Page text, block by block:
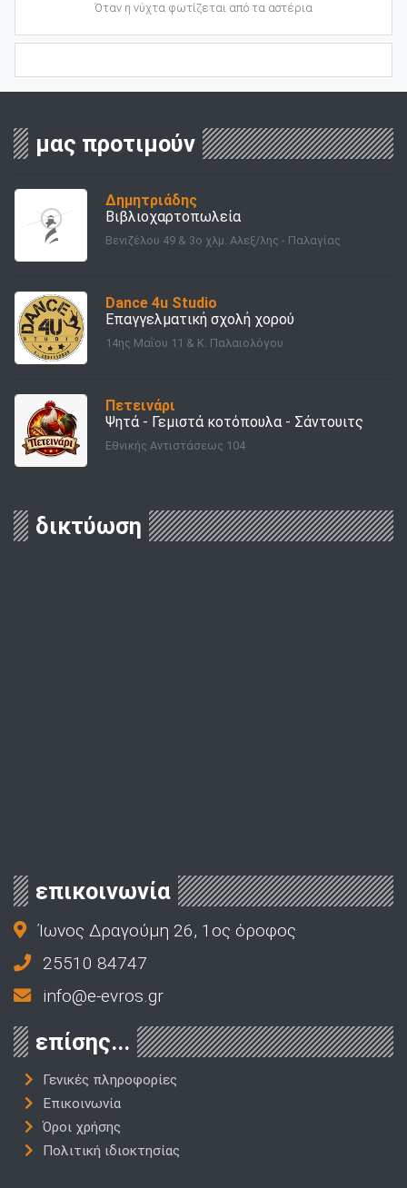
Όταν η νύχτα φωτίζεται από τα αστέρια
μας προτιμούν
Δημητριάδης
Βιβλιοχαρτοπωλεία
Βενιζέλου 49 & 3ο χλμ. Αλεξ/λης - Παλαγίας
Dance 4u Studio
Επαγγελματική σχολή χορού
14ης Μαΐου 11 & Κ. Παλαιολόγου
Πετεινάρι
Ψητά - Γεμιστά κοτόπουλα - Σάντουιτς
Εθνικής Αντιστάσεως 104
δικτύωση
επικοινωνία
Ίωνος Δραγούμη 26, 1ος όροφος
25510 84747
info@e-evros.gr
επίσης...
Γενικές πληροφορίες
Επικοινωνία
Όροι χρήσης
Πολιτική ιδιοκτησίας